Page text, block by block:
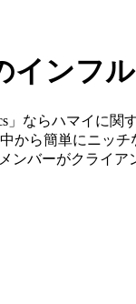
インフ
」ならハマイに
から簡単にニッ
ンバーがクライア